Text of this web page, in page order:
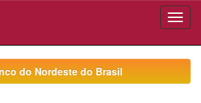
do Nordeste do Brasil